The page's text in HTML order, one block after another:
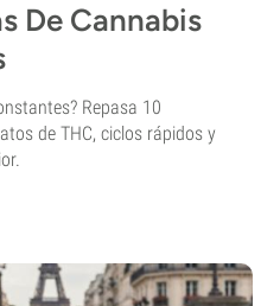
De Cannabis
Repasa 10
de THC, ciclos rápidos y